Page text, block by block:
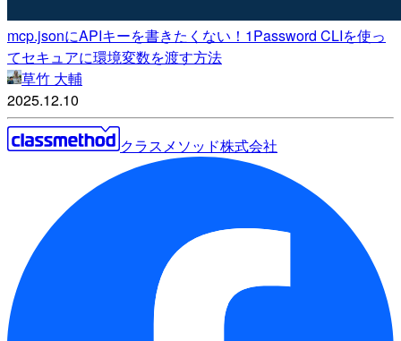
mcp.jsonにAPIキーを書きたくない！1Password CLIを使っ
てセキュアに環境変数を渡す方法
草竹 大輔
2025.12.10
クラスメソッド株式会社